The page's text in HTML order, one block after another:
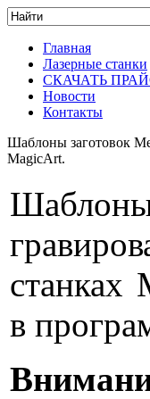
Главная
Лазерные станки
СКАЧАТЬ
Новости
Контакты
Шаблоны заготовок
MagicArt.
станках
в